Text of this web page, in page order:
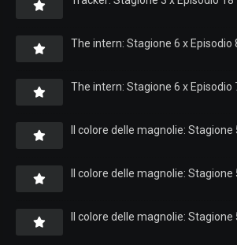
The intern: Stagione 6 x Episodio
The intern: Stagione 6 x Episodio
Il colore delle magnolie: Stagione
Il colore delle magnolie: Stagione
Il colore delle magnolie: Stagione